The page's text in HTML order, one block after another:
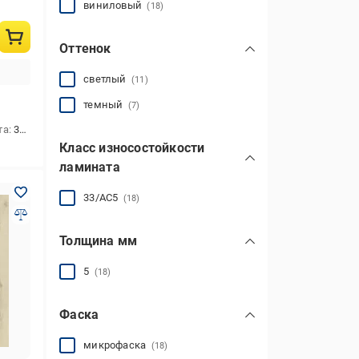
33/АС5
виниловый(18)
Оттенок
светлый (11)
темный (7)
Класс износостойкости
ламината
33/АС5 (18)
Толщина мм
5 (18)
Фаска
микрофаска (18)